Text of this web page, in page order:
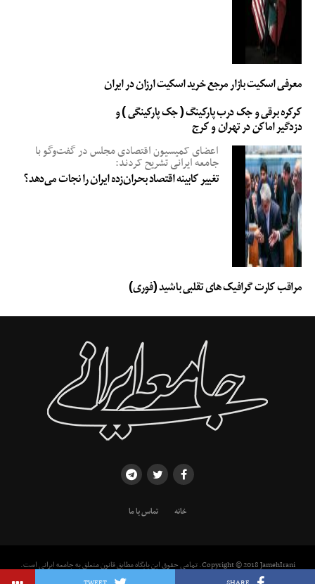
معرفی اسکیت بازار مرجع خرید اسکیت ارزان در ایران
کرکره برقی و جک درب پارکینگ ( جک پارکینگی ) و
دزدگیر اماکن در تهران و کرج
اعضای کمیسیون اقتصادی مجلس در گفت‌وگو با
جامعه ایرانی تشریح کردند:
تغییر کابینه اقتصاد بحران‌زده ایران را نجات می‌دهد؟
مراقب کارت گرافیک های تقلبی باشید (فوری)
خانه تماس با ما
Copyright © 2018 JamehIrani. تمامی حقوق این پایگاه مطابق قانون متعلق به جامعه ایرانی است.
استفاده از مطالب با ذکر منبع بلامانع است.